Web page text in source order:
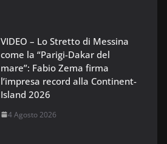
VIDEO – Lo Stretto di Messina
come la “Parigi-Dakar del
mare”: Fabio Zema firma
l’impresa record alla Continent-
Island 2026
4 Agosto 2026